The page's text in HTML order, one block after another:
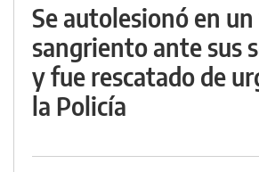
Se autolesionó en
sangriento ante sus
y fue rescatado de
la Policía